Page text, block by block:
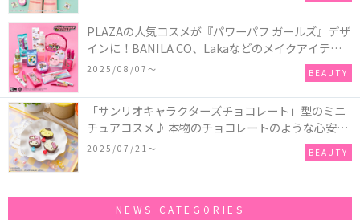
PLAZAの人気コスメが『パワーパフ ガールズ』デザ
インに！BANILA CO、Lakaなどのメイクアイテム
に、＆honeyやSign+などのヘアアイテム、VTや
2025/08/07〜 BEAUTY
「サンリオキャラクターズチョコレート」型のミニ
チュアコスメ♪ 本物のチョコレートのような心安ら
ぐ香りの保湿バームが登場！
2025/07/21〜 BEAUTY
NEWS CATEGORIES